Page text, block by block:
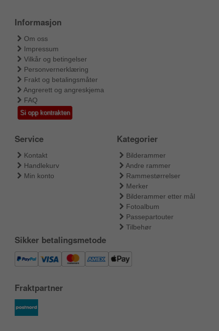
Informasjon
Om oss
Impressum
Vilkår og betingelser
Personvernerklæring
Frakt og betalingsmåter
Angrerett og angreskjema
FAQ
Si opp kontrakten
Service
Kontakt
Handlekurv
Min konto
Kategorier
Bilderammer
Andre rammer
Rammestørrelser
Merker
Bilderammer etter mål
Fotoalbum
Passepartouter
Tilbehør
Sikker betalingsmetode
Fraktpartner